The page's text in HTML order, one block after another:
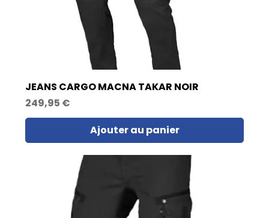
JEANS CARGO MACNA TAKAR NOIR
Prix
249,95 €
Ajouter au panier